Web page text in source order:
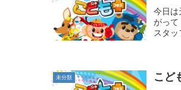
今日は
がって
スタ
未分類 こど